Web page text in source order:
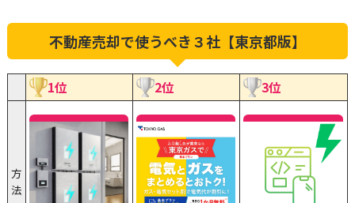
不動産売却で使うべき３社【東京都版】
1位 2位 3位
方
法